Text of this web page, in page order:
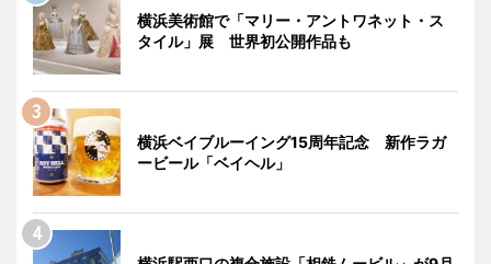
横浜美術館で「マリー・アントワネット・ス
タイル」展 世界初公開作品も
横浜ベイブルーイング15周年記念 新作ラガ
ービール「ベイヘル」